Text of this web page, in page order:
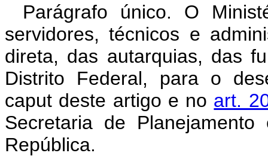
Parágrafo único. O
servidores, técnicos e
direta, das autarquias, das
Distrito Federal, para o
caput deste artigo e no art.
Secretaria de
República.